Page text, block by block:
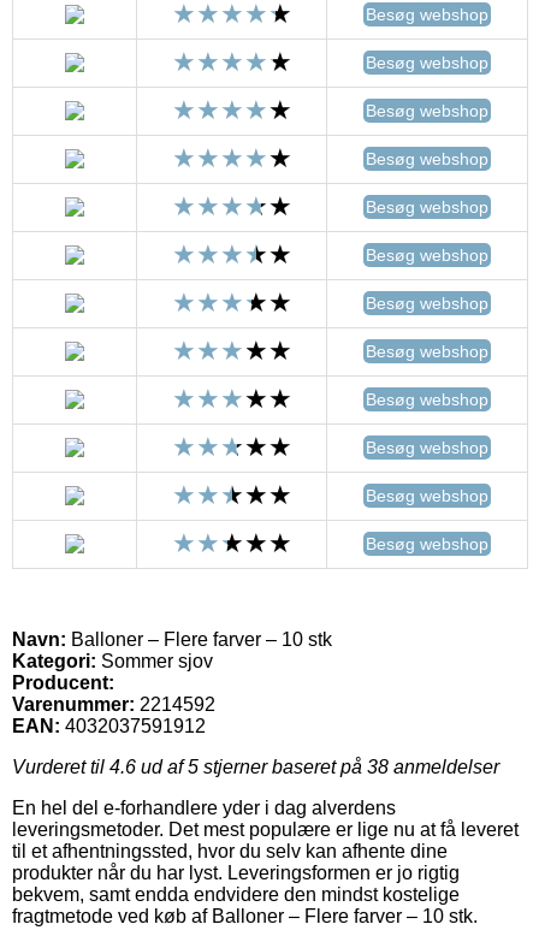
Besøg webshop
Besøg webshop
Besøg webshop
Besøg webshop
Besøg webshop
Besøg webshop
Besøg webshop
Besøg webshop
Besøg webshop
Besøg webshop
Besøg webshop
Besøg webshop
Navn: Balloner – Flere farver – 10 stk
Kategori: Sommer sjov
Producent:
Varenummer: 2214592
EAN: 4032037591912
Vurderet til 4.6 ud af 5 stjerner baseret på 38 anmeldelser
En hel del e-forhandlere yder i dag alverdens
leveringsmetoder. Det mest populære er lige nu at få leveret
til et afhentningssted, hvor du selv kan afhente dine
produkter når du har lyst. Leveringsformen er jo rigtig
bekvem, samt endda endvidere den mindst kostelige
fragtmetode ved køb af Balloner – Flere farver – 10 stk.